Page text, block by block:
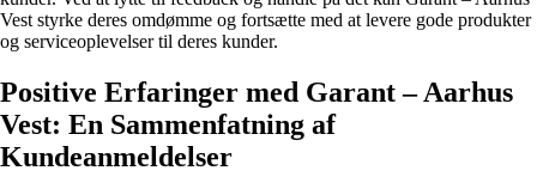
Vest styrke deres omdømme og fortsætte med at levere gode produkter
og serviceoplevelser til deres kunder.
Positive Erfaringer med Garant – Aarhus
Vest: En Sammenfatning af
Kundeanmeldelser